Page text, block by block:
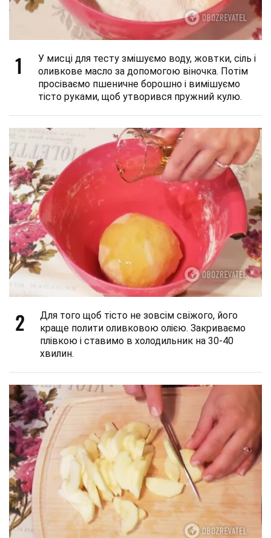
1
У мисці для тесту змішуємо воду, жовтки, сіль і
оливкове масло за допомогою віночка. Потім
просіваємо пшеничне борошно і вимішуємо
тісто руками, щоб утворився пружний кулю.
2
Для того щоб тісто не зовсім свіжого, його
краще полити оливковою олією. Закриваємо
плівкою і ставимо в холодильник на 30-40
хвилин.